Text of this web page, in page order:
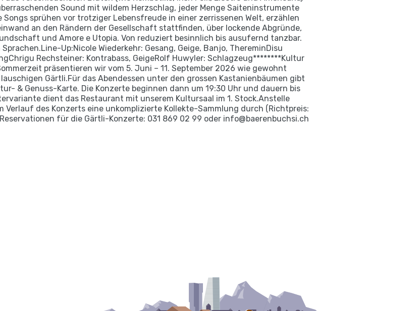
Sound mit wildem Herzschlag, jeder Menge Saiteninstrumente
sprühen vor trotziger Lebensfreude in einer zerrissenen Welt, erzählen
an den Rändern der Gesellschaft stattfinden, über lockende Abgründe,
und Amore e Utopia. Von reduziert besinnlich bis ausufernd tanzbar.
Up:Nicole Wiederkehr: Gesang, Geige, Banjo, ThereminDisu
Rechsteiner: Kontrabass, GeigeRolf Huwyler: Schlagzeug********Kultur
präsentieren wir vom 5. Juni – 11. September 2026 wie gewohnt
Gärtli.Für das Abendessen unter den grossen Kastanienbäumen gibt
& Genuss-Karte. Die Konzerte beginnen dann um 19:30 Uhr und dauern bis
dient das Restaurant mit unserem Kultursaal im 1. Stock.Anstelle
des Konzerts eine unkomplizierte Kollekte-Sammlung durch (Richtpreis:
für die Gärtli-Konzerte: 031 869 02 99 oder info@baerenbuchsi.ch